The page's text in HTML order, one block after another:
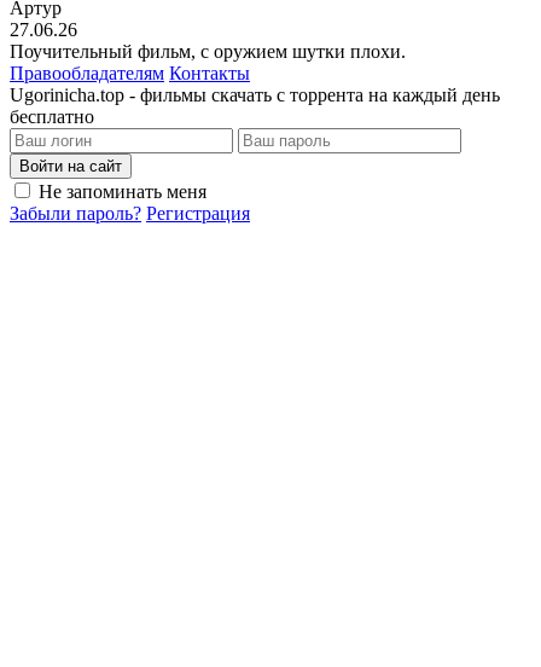
Артур
27.06.26
Поучительный фильм, с оружием шутки плохи.
Правообладателям Контакты
Ugorinicha.top - фильмы скачать с торрента на каждый день
бесплатно
Войти на сайт
Не запоминать меня
Забыли пароль? Регистрация